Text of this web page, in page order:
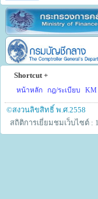
Shortcut +
หน้าหลัก กฎ/ระเบียบ KM
©สงวนลิขสิทธิ์ พ.ศ.2558
สถิติการเยี่ยมชมเว็บไซต์ :